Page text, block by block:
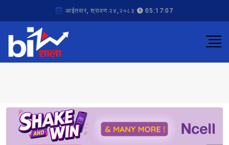
आईतवार, श्रावण २४,२०८३ 05:17:07